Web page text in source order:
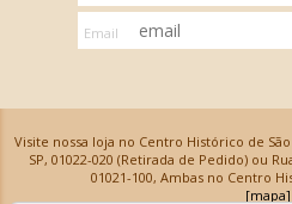
Email
Visite nossa loja no Centro Histórico de
SP, 01022-020 (Retirada de Pedido) ou
01021-100, Ambas no Centro
[mapa]